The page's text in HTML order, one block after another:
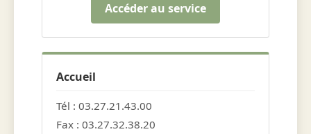
Accéder au service
Accueil
Tél : 03.27.21.43.00
Fax : 03.27.32.38.20